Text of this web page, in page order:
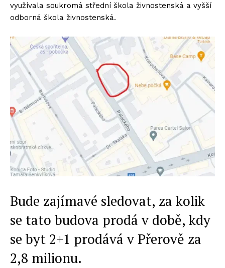
využívala soukromá střední škola živnostenská a vyšší
odborná škola živnostenská.
Bude zajímavé sledovat, za kolik
se tato budova prodá v době, kdy
se byt 2+1 prodává v Přerově za
2,8 milionu.